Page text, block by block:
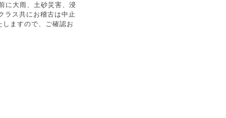
に大雨、土砂災害、浸
ラス共にお稽古は中止
ますので、ご確認お